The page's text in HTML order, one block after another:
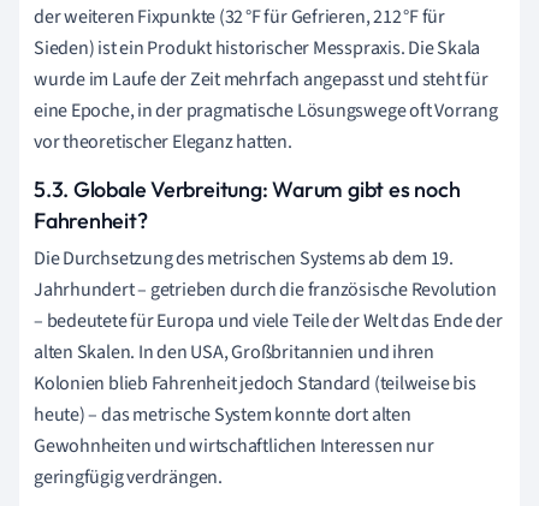
der weiteren Fixpunkte (32 °F für Gefrieren, 212 °F für
Sieden) ist ein Produkt historischer Messpraxis. Die Skala
wurde im Laufe der Zeit mehrfach angepasst und steht für
eine Epoche, in der pragmatische Lösungswege oft Vorrang
vor theoretischer Eleganz hatten.
5.3. Globale Verbreitung: Warum gibt es noch
Fahrenheit?
Die Durchsetzung des metrischen Systems ab dem 19.
Jahrhundert – getrieben durch die französische Revolution
– bedeutete für Europa und viele Teile der Welt das Ende der
alten Skalen. In den USA, Großbritannien und ihren
Kolonien blieb Fahrenheit jedoch Standard (teilweise bis
heute) – das metrische System konnte dort alten
Gewohnheiten und wirtschaftlichen Interessen nur
geringfügig verdrängen.